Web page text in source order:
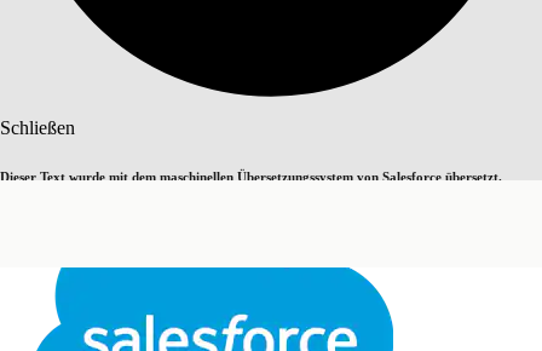
Schließen
Dieser Text wurde mit dem maschinellen Übersetzungssystem von Salesforce übersetzt.